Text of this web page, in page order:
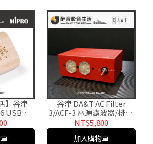
】谷津
USB轉
出.支援
公司貨
谷津 DA&T AC Filter
3/ACF-3 電源濾波器/排插.
電源淨化.消除電源雜訊.原
廠公司貨
NT$5,800
加入購物車